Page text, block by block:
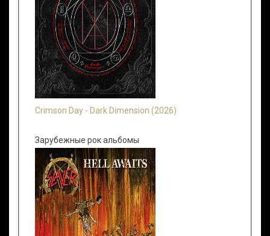
Crimson Day - Dark Dimension (2026)
Зарубежные рок альбомы